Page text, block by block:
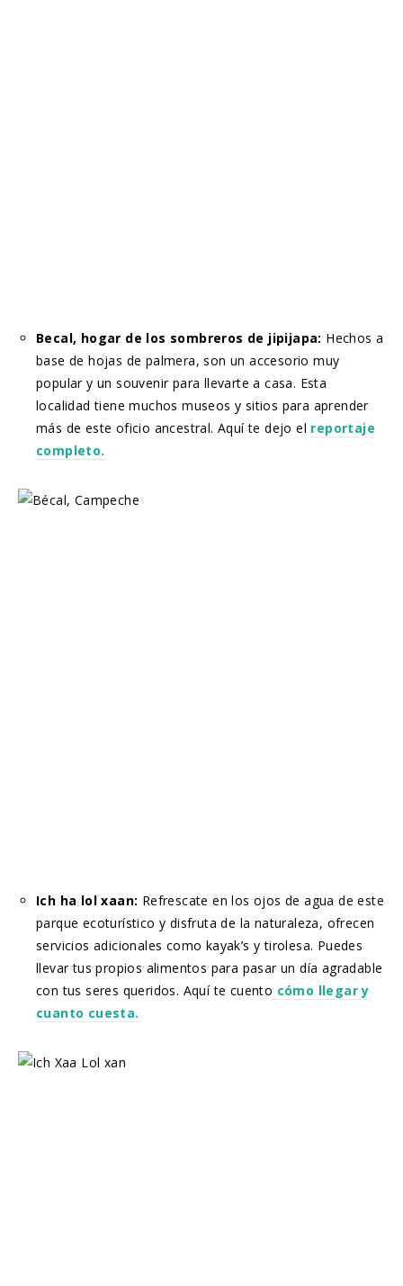
Becal, hogar de los sombreros de jipijapa: Hechos a
base de hojas de palmera, son un accesorio muy
popular y un souvenir para llevarte a casa. Esta
localidad tiene muchos museos y sitios para aprender
más de este oficio ancestral. Aquí te dejo el reportaje
completo.
Ich ha lol xaan: Refrescate en los ojos de agua de este
parque ecoturístico y disfruta de la naturaleza, ofrecen
servicios adicionales como kayak’s y tirolesa. Puedes
llevar tus propios alimentos para pasar un día agradable
con tus seres queridos. Aquí te cuento cómo llegar y
cuanto cuesta.